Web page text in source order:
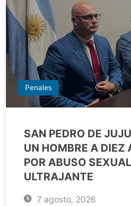
Penales
SAN PEDRO DE
UN HOMBRE A DIEZ
POR ABUSO
ULTRAJANTE
7 agosto, 2026